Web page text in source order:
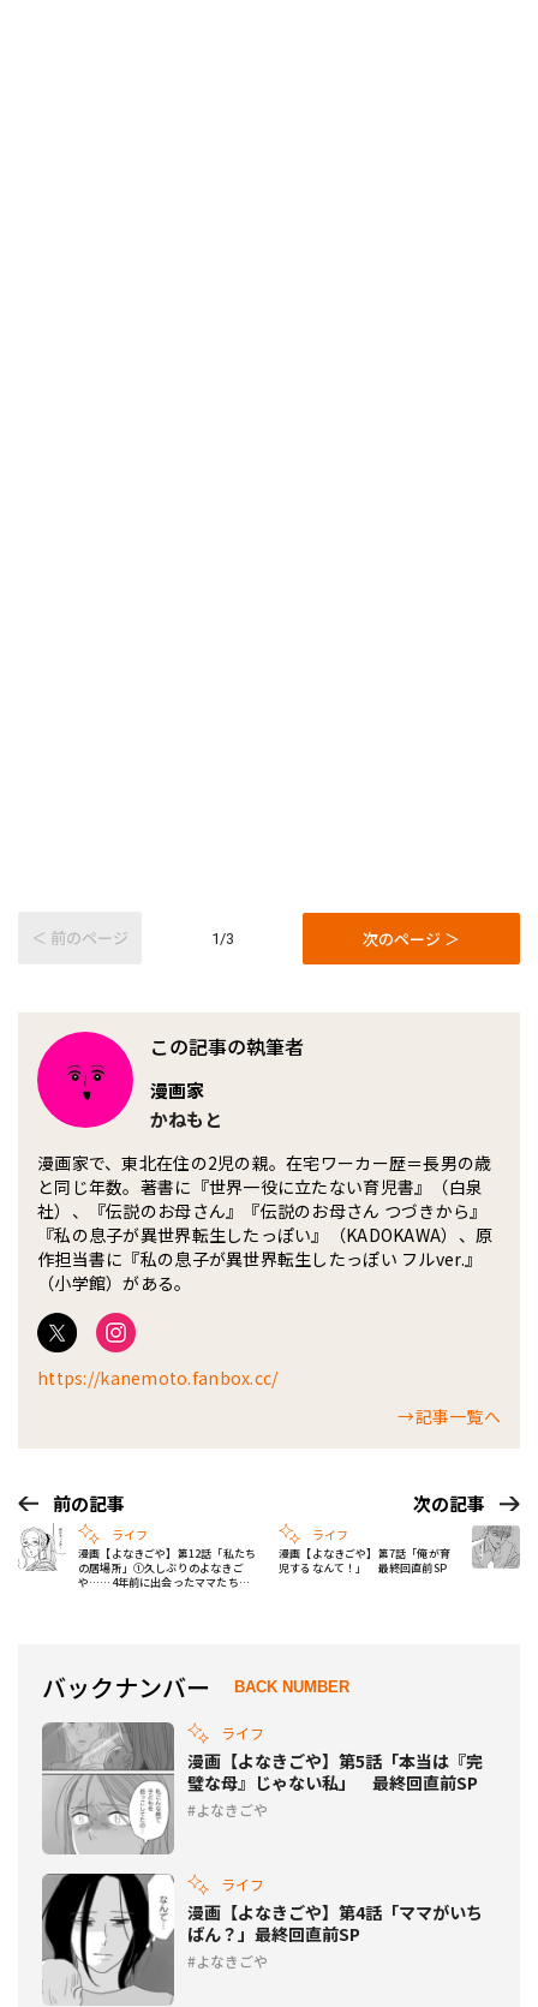
＜ 前のページ 1/3 次のページ ＞
この記事の執筆者
漫画家
かねもと
漫画家で、東北在住の2児の親。在宅ワーカー歴＝長男の歳
と同じ年数。著書に『世界一役に立たない育児書』（白泉
社）、『伝説のお母さん』『伝説のお母さん つづきから』
『私の息子が異世界転生したっぽい』（KADOKAWA）、原
作担当書に『私の息子が異世界転生したっぽい フルver.』
（小学館）がある。
https://kanemoto.fanbox.cc/
→記事一覧へ
前の記事
ライフ
漫画【よなきごや】第12話「私たち
の居場所」①久しぶりのよなきご
や……4年前に出会ったママたちが
次の記事
ライフ
漫画【よなきごや】第7話「俺が育
児するなんて！」 最終回直前SP
バックナンバー BACK NUMBER
ライフ
漫画【よなきごや】第5話「本当は『完
璧な母』じゃない私」 最終回直前SP
よなきごや
ライフ
漫画【よなきごや】第4話「ママがいち
ばん？」最終回直前SP
よなきごや